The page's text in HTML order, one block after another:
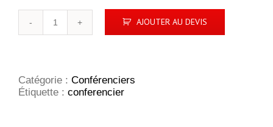
AJOUTER AU DEVIS
Catégorie : Conférenciers
Étiquette : conferencier